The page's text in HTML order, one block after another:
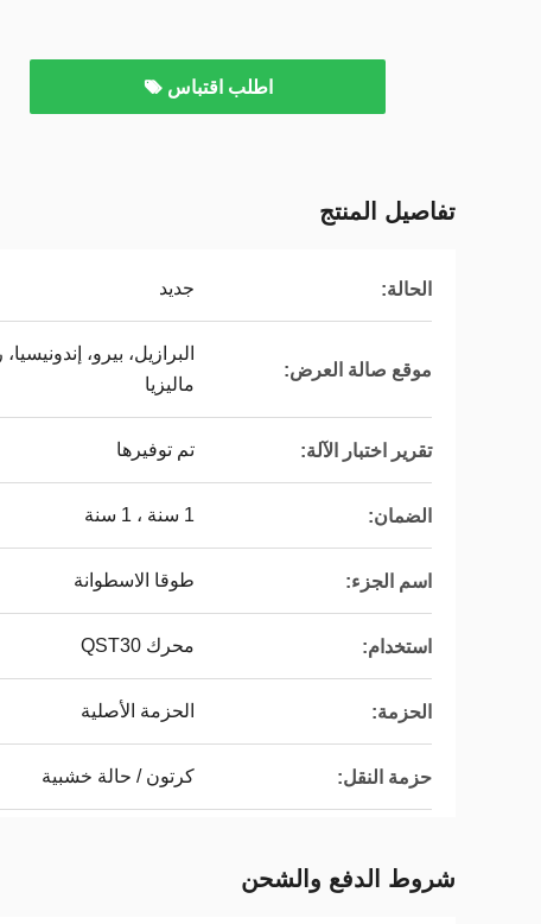
اطلب اقتباس
تفاصيل المنتج
الحالة: جديد
موقع صالة العرض:
البرازيل، بيرو،
ماليزيا
تقرير اختبار الآلة: تم توفيرها
الضمان: 1 سنة ، 1 سنة
اسم الجزء: طوقا الاسطوانة
استخدام: محرك QST30
الحزمة: الحزمة الأصلية
حزمة النقل: كرتون / حالة خشبية
شروط الدفع والشحن